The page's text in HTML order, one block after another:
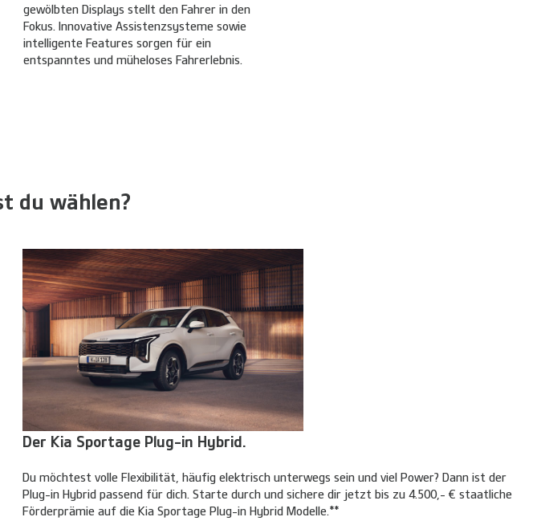
gewölbten Displays stellt den Fahrer in den
Fokus. Innovative Assistenzsysteme sowie
intelligente Features sorgen für ein
entspanntes und müheloses Fahrerlebnis.
du wählen?
Der Kia Sportage Plug-in Hybrid.
Du möchtest volle Flexibilität, häufig elektrisch unterwegs sein und viel Power? Dann ist der
Plug-in Hybrid passend für dich. Starte durch und sichere dir jetzt bis zu 4.500,- € staatliche
Förderprämie auf die Kia Sportage Plug-in Hybrid Modelle.**